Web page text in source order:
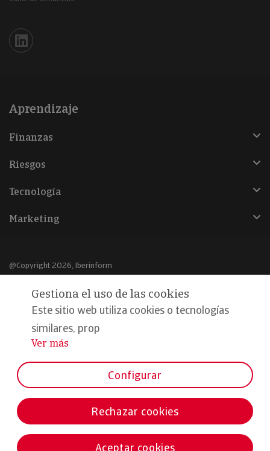
Iberinform en Linkedin
Aprendizaje
Finanzas
Riesgos
Tecnología
Marketing
@Copyright 2026, Iberinform
Aviso legal
Política de cookies
Declaración de privacidad
Formamos parte de:
Gestiona el uso de las cookies
Este sitio web utiliza cookies o tecnologías
similares, prop
...
Ver más
Configurar
Rechazar cookies
Aceptar cookies